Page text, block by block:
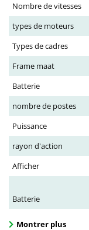
Nombre de vitesses
types de moteurs
Types de cadres
Frame maat
Batterie
nombre de postes
Puissance
rayon d'action
Afficher
Batterie
Montrer plus